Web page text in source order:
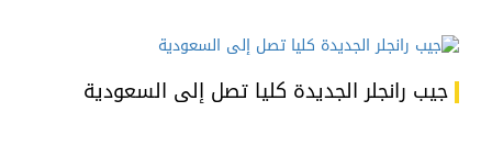
جيب رانجلر الجديدة كليا تصل إلى السعودية